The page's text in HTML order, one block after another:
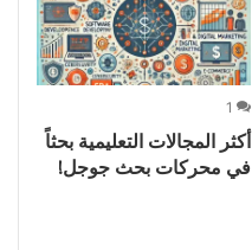
1
أكثر المجالات التعليمية بحثاً
في محركات بحث جوجل!